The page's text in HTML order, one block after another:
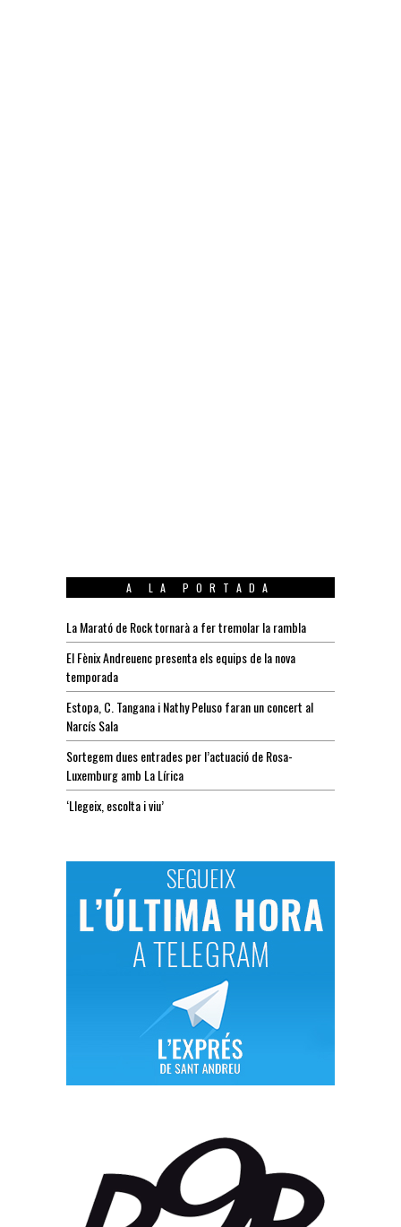
A LA PORTADA
La Marató de Rock tornarà a fer tremolar la rambla
El Fènix Andreuenc presenta els equips de la nova
temporada
Estopa, C. Tangana i Nathy Peluso faran un concert al
Narcís Sala
Sortegem dues entrades per l’actuació de Rosa-
Luxemburg amb La Lírica
‘Llegeix, escolta i viu’